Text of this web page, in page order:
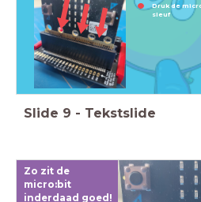
Druk de
sleuf
Slide 9 - Tekstslide
Zo zit de
micro:bit
inderdaad goed!